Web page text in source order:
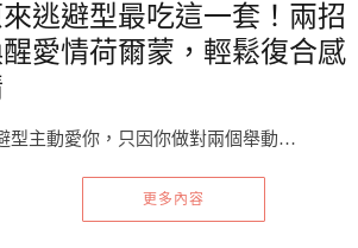
逃避型最吃這一套！兩招
愛情荷爾蒙，輕鬆復合感
型主動愛你，只因你做對兩個舉動…
更多內容